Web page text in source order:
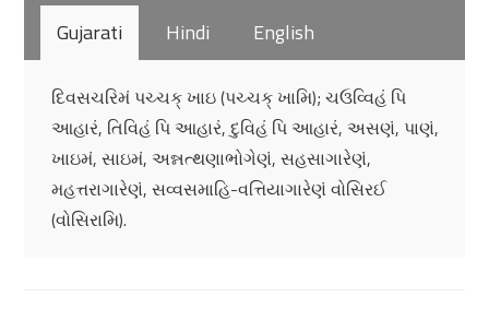
Gujarati Hindi English
દિવસચરિમં પચ્ચક્ ખાઇ (પચ્ચક્ ખામિ); ચઉવ્વિહં પિ
આહારં, તિવિહં પિ આહારં, દુવિહં પિ આહારં, અસણં, પાણં,
ખાઇમં, સાઇમં, અન્નત્થણાભોગેણં, સહસાગારેણં,
મહત્તરાગારેણં, સવ્વસમાહિ-વત્તિયાગારેણં વોસિરઈ
(વોસિરામિ).